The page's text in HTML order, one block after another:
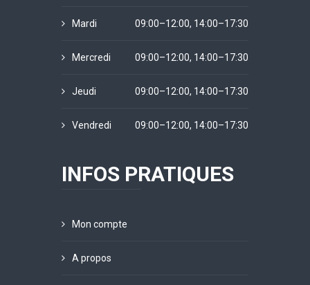
Mardi 09:00–12:00, 14:00–17:30
Mercredi 09:00–12:00, 14:00–17:30
Jeudi 09:00–12:00, 14:00–17:30
Vendredi 09:00–12:00, 14:00–17:30
INFOS PRATIQUES
Mon compte
A propos